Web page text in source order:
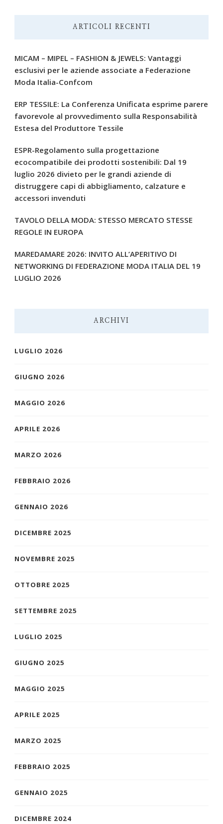
ARTICOLI RECENTI
MICAM – MIPEL – FASHION & JEWELS: Vantaggi
esclusivi per le aziende associate a Federazione
Moda Italia-Confcom
ERP TESSILE: La Conferenza Unificata esprime parere
favorevole al provvedimento sulla Responsabilità
Estesa del Produttore Tessile
ESPR-Regolamento sulla progettazione
ecocompatibile dei prodotti sostenibili: Dal 19
luglio 2026 divieto per le grandi aziende di
distruggere capi di abbigliamento, calzature e
accessori invenduti
TAVOLO DELLA MODA: STESSO MERCATO STESSE
REGOLE IN EUROPA
MAREDAMARE 2026: INVITO ALL’APERITIVO DI
NETWORKING DI FEDERAZIONE MODA ITALIA DEL 19
LUGLIO 2026
ARCHIVI
LUGLIO 2026
GIUGNO 2026
MAGGIO 2026
APRILE 2026
MARZO 2026
FEBBRAIO 2026
GENNAIO 2026
DICEMBRE 2025
NOVEMBRE 2025
OTTOBRE 2025
SETTEMBRE 2025
LUGLIO 2025
GIUGNO 2025
MAGGIO 2025
APRILE 2025
MARZO 2025
FEBBRAIO 2025
GENNAIO 2025
DICEMBRE 2024